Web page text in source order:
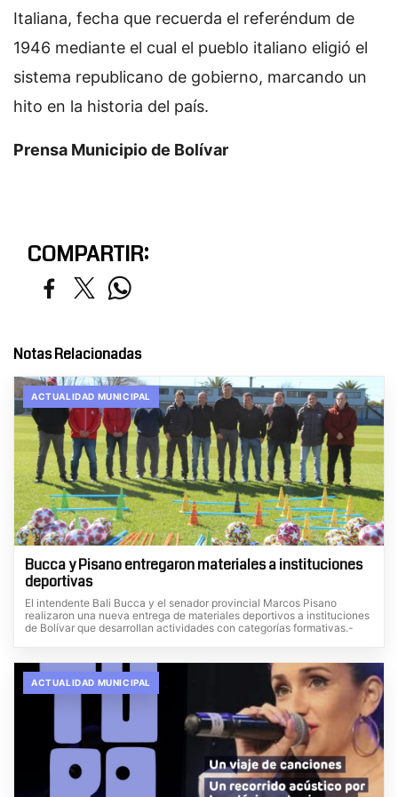
Italiana, fecha que recuerda el referéndum de
1946 mediante el cual el pueblo italiano eligió el
sistema republicano de gobierno, marcando un
hito en la historia del país.
Prensa Municipio de Bolívar
COMPARTIR:
Notas Relacionadas
ACTUALIDAD MUNICIPAL
Bucca y Pisano entregaron materiales a instituciones
deportivas
El intendente Bali Bucca y el senador provincial Marcos Pisano
realizaron una nueva entrega de materiales deportivos a instituciones
de Bolívar que desarrollan actividades con categorías formativas.-
ACTUALIDAD MUNICIPAL